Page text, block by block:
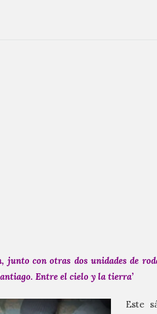
junto con otras dos unidades de
Entre el cielo y la tierra’
Este